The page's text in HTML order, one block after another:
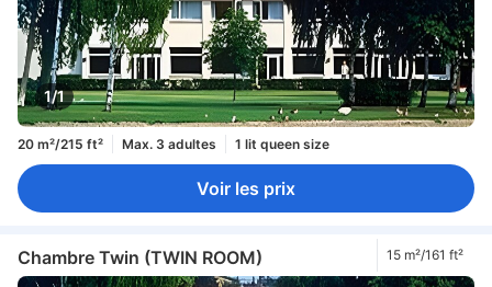
1/1
20 m²/215 ft² Max. 3 adultes 1 lit queen size
Voir les prix
Chambre Twin (TWIN ROOM) 15 m²/161 ft²